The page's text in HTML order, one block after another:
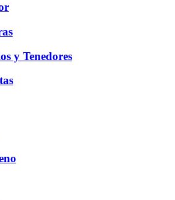
y Tenedores